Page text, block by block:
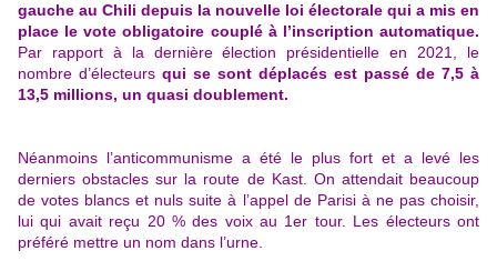
gauche au Chili depuis la nouvelle loi électorale qui a mis en
place le vote obligatoire couplé à l’inscription automatique.
Par rapport à la dernière élection présidentielle en 2021, le
nombre d’électeurs qui se sont déplacés est passé de 7,5 à
13,5 millions, un quasi doublement.
Néanmoins l’anticommunisme a été le plus fort et a levé les
derniers obstacles sur la route de Kast. On attendait beaucoup
de votes blancs et nuls suite à l’appel de Parisi à ne pas choisir,
lui qui avait reçu 20 % des voix au 1er tour. Les électeurs ont
préféré mettre un nom dans l’urne.